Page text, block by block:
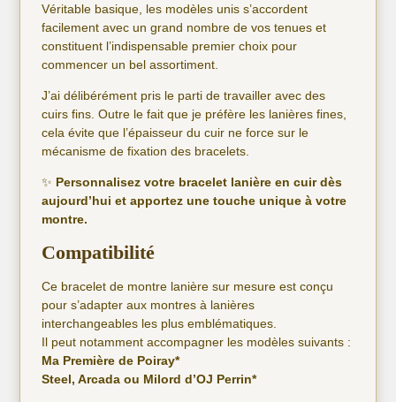
Véritable basique, les modèles unis s’accordent
facilement avec un grand nombre de vos tenues et
constituent l’indispensable premier choix pour
commencer un bel assortiment.
J’ai délibérément pris le parti de travailler avec des
cuirs fins. Outre le fait que je préfère les lanières fines,
cela évite que l’épaisseur du cuir ne force sur le
mécanisme de fixation des bracelets.
✨ Personnalisez votre bracelet lanière en cuir dès
aujourd’hui et apportez une touche unique à votre
montre.
Compatibilité
Ce bracelet de montre lanière sur mesure est conçu
pour s’adapter aux montres à lanières
interchangeables les plus emblématiques.
Il peut notamment accompagner les modèles suivants :
Ma Première de Poiray*
Steel, Arcada ou Milord d’OJ Perrin*